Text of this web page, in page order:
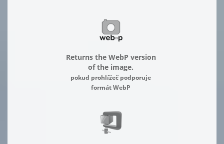
Returns the WebP version
of the image.
pokud prohlížeč podporuje
formát WebP